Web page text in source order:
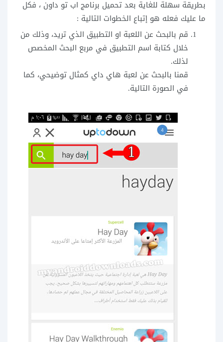
بطريقة سهلة للغاية بعد تحميل برنامج اب تو داون ، فكل
ما عليك فعله هو إتباع الخطوات التالية :
قم بالبحث عن اللعبة او التطبيق الذي تريد، وذلك من
خلال كتابة اسم التطبيق في مربع البحث المخصص
لذلك.
قمنا بالبحث عن لعبة هاي داي كمثال توضيحي، كما
في الصورة التالية.